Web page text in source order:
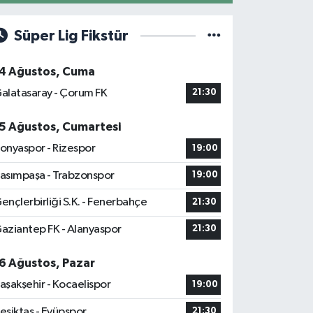
Süper Lig Fikstür
Ağustos, Cuma
- Çorum FK
21:30
Ağustos, Cumartesi
- Rizespor
19:00
- Trabzonspor 19:00
S.K. - Fenerbahçe 21:30
FK - Alanyaspor 21:30
Ağustos, Pazar
- Kocaelispor
19:00